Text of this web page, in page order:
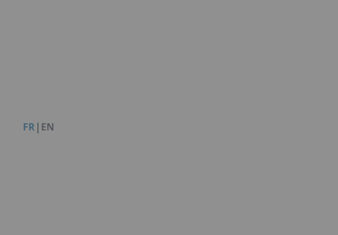
FR | EN